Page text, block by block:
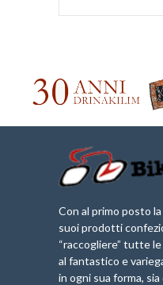
Con al primo posto
suoi prodotti
“raccogliere” tutte
al fantastico e
in ogni sua forma,